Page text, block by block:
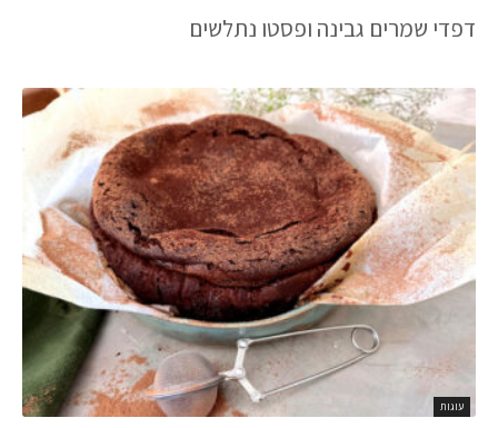
דפדי שמרים גבינה ופסטו נתלשים
עוגות